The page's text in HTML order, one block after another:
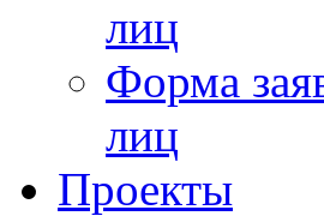
лиц
Форма
лиц
Проекты